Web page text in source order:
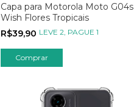
Capa para Motorola Moto G04s
Wish Flores Tropicais
R$39,90 LEVE 2, PAGUE 1
Comprar